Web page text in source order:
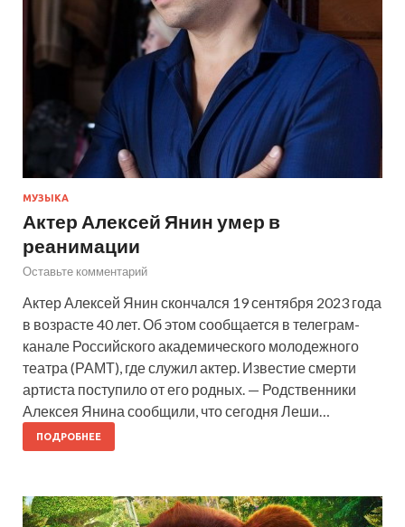
МУЗЫКА
Актер Алексей Янин умер в
реанимации
Оставьте комментарий
Актер Алексей Янин скончался 19 сентября 2023 года
в возрасте 40 лет. Об этом сообщается в телеграм-
канале Российского академического молодежного
театра (РАМТ), где служил актер. Известие смерти
артиста поступило от его родных. — Родственники
Алексея Янина сообщили, что сегодня Леши…
ПОДРОБНЕЕ